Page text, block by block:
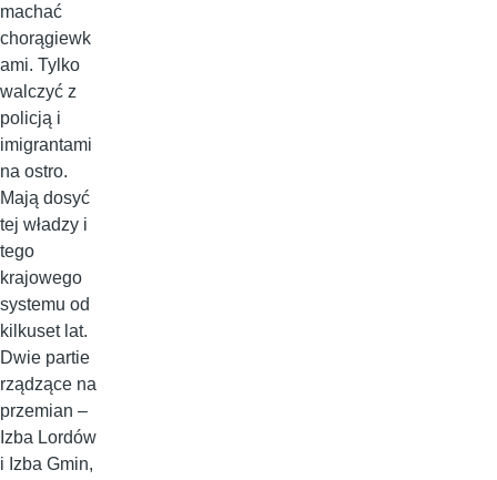
machać
chorągiewk
ami. Tylko
walczyć z
policją i
imigrantami
na ostro.
Mają dosyć
tej władzy i
tego
krajowego
systemu od
kilkuset lat.
Dwie partie
rządzące na
przemian –
Izba Lordów
i Izba Gmin,